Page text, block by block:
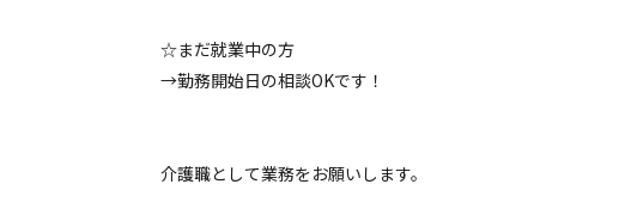
☆まだ就業中の方
→勤務開始日の相談OKです！
介護職として業務をお願いします。